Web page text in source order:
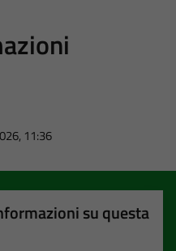
11:36
su questa